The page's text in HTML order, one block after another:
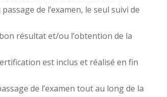
de l’examen, le seul suivi de
résultat et/ou l’obtention de la
est inclus et réalisé en fin
de l’examen tout au long de la